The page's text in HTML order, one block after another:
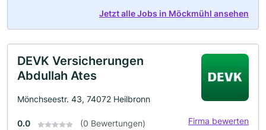
Jetzt alle Jobs in Möckmühl ansehen
DEVK Versicherungen
Abdullah Ates
Mönchseestr. 43, 74072 Heilbronn
0.0 (0 Bewertungen) Firma bewerten